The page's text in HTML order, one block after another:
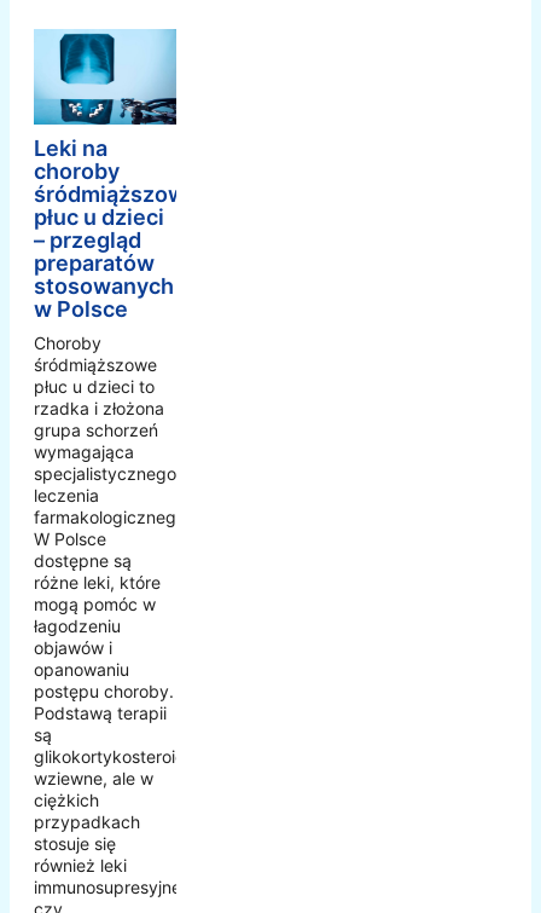
Leki na
choroby
śródmiąższowe
płuc u dzieci
– przegląd
preparatów
stosowanych
w Polsce
Choroby
śródmiąższowe
płuc u dzieci to
rzadka i złożona
grupa schorzeń
wymagająca
specjalistycznego
leczenia
farmakologicznego.
W Polsce
dostępne są
różne leki, które
mogą pomóc w
łagodzeniu
objawów i
opanowaniu
postępu choroby.
Podstawą terapii
są
glikokortykosteroidy
wziewne, ale w
ciężkich
przypadkach
stosuje się
również leki
immunosupresyjne
czy